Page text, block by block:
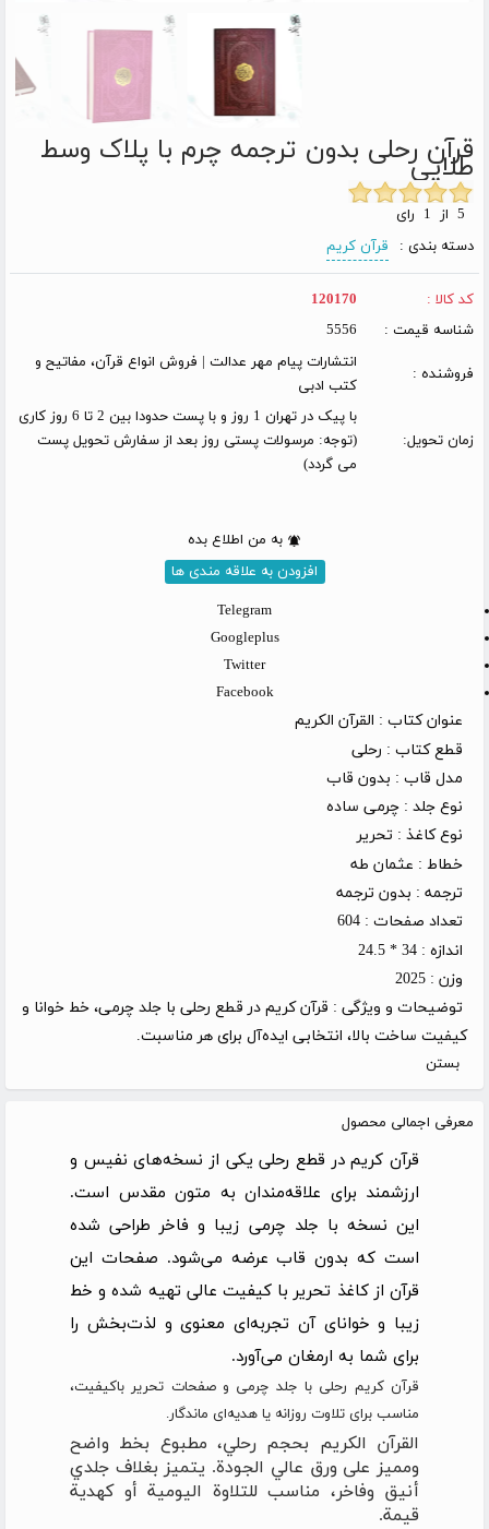
قرآن رحلی بدون ترجمه چرم با پلاک وسط
طلایی
دسته بندی :
قرآن کریم
کد کالا :
120170
شناسه قیمت :
5556
فروشنده :
انتشارات پیام مهر عدالت | فروش انواع قرآن، مفاتیح و
کتب ادبی
زمان تحویل:
با پیک در تهران 1 روز و با پست حدودا بین 2 تا 6 روز کاری
(توجه: مرسولات پستی روز بعد از سفارش تحویل پست
می گردد)
به من اطلاع بده
افزودن به علاقه مندی ها
Telegram
Googleplus
Twitter
Facebook
عنوان کتاب : القرآن الکریم
قطع کتاب : رحلی
مدل قاب : بدون قاب
نوع جلد : چرمی ساده
نوع کاغذ : تحریر
خطاط : عثمان طه
ترجمه : بدون ترجمه
تعداد صفحات : 604
اندازه : 34 * 24.5
وزن : 2025
توضیحات و ویژگی : قرآن کریم در قطع رحلی با جلد چرمی، خط خوانا و
کیفیت ساخت بالا، انتخابی ایده‌آل برای هر مناسبت.
بستن
معرفی اجمالی محصول
قرآن کریم در قطع رحلی یکی از نسخه‌های نفیس و
ارزشمند برای علاقه‌مندان به متون مقدس است.
این نسخه با جلد چرمی زیبا و فاخر طراحی شده
است که بدون قاب عرضه می‌شود. صفحات این
قرآن از کاغذ تحریر با کیفیت عالی تهیه شده و خط
زیبا و خوانای آن تجربه‌ای معنوی و لذت‌بخش را
برای شما به ارمغان می‌آورد.
قرآن کریم رحلی با جلد چرمی و صفحات تحریر باکیفیت،
مناسب برای تلاوت روزانه یا هدیه‌ای ماندگار.
القرآن الكريم بحجم رحلي، مطبوع بخط واضح
ومميز على ورق عالي الجودة. يتميز بغلاف جلدي
أنيق وفاخر، مناسب للتلاوة اليومية أو كهدية
قيمة.